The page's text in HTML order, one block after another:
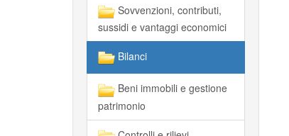
Sovvenzioni, contributi,
sussidi e vantaggi economici
Bilanci
Beni immobili e gestione
patrimonio